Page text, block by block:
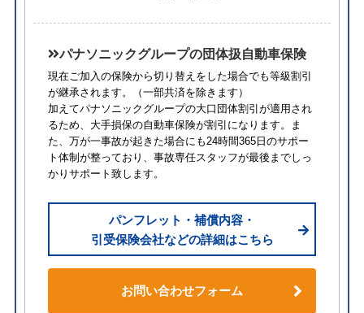
パナソニックグループの団体扱自動車保険
現在ご加入の保険から切り替えをした場合でも等級割引
が継承されます。
（一部共済を除きます）
加えてパナソニックグループの大口団体割引が適用され
るため、⼤⼿損保の自動車保険が割引になります。ま
た、万が一事故が起きた場合にも24時間365日のサポー
ト体制が整っており、事故専任スタッフが最後までしっ
かりサポート致します。
パンフレット・補償内容・
引受保険会社などの詳細はこちら
お問い合わせフォーム